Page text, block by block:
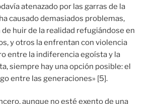
atenazado por las garras de la
causado demasiados problemas,
huir de la realidad refugiándose en
y otros la enfrentan con violencia
entre la indiferencia egoísta y la
siempre hay una opción posible: el
entre las generaciones» [5].
aunque no esté exento de una